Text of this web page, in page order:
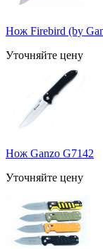
Нож Firebird (by
Уточняйте цену
Нож Ganzo G7142
Уточняйте цену